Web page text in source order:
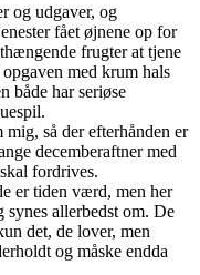
og udgaver, og
fået øjnene op for
frugter at tjene
med krum hals
både har seriøse
så der efterhånden er
decemberaftner med
fordrives.
er tiden værd, men her
allerbedst om. De
det, de lover, men
og måske endda